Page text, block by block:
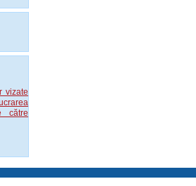
vizate
către